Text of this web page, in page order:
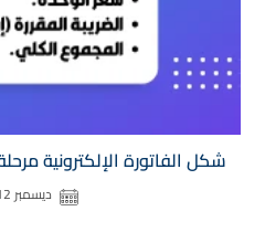
شكل الفاتورة الإلكترونية
ديسمبر 12, 2024